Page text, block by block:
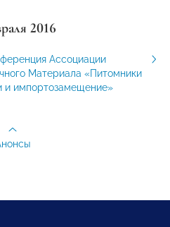
2016
Ассоциации
Материала «Питомники
и импортозамещение»